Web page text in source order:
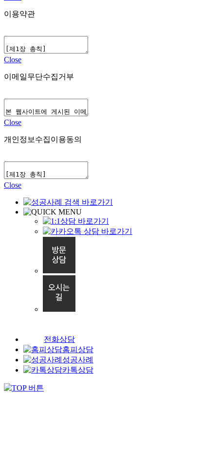
이용약관
Close
이메일무단수집거부
Close
개인정보수집이용동의
Close
전화상담
홈피상담
성공사례
카톡상담